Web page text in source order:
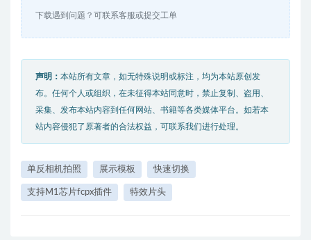
下载遇到问题？可联系客服或提交工单
声明： 本站所有文章，如无特殊说明或标注，均为本站原创发
布。任何个人或组织，在未征得本站同意时，禁止复制、盗用、
采集、发布本站内容到任何网站、书籍等各类媒体平台。如若本
站内容侵犯了原著者的合法权益，可联系我们进行处理。
单反相机拍照 展示模板 快速切换
支持M1芯片fcpx插件 特效片头